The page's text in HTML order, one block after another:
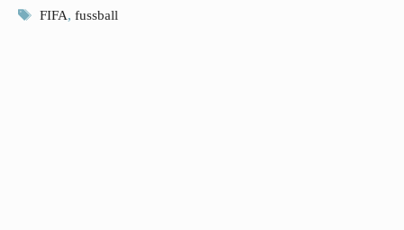
Schlagwörter
FIFA, fussball